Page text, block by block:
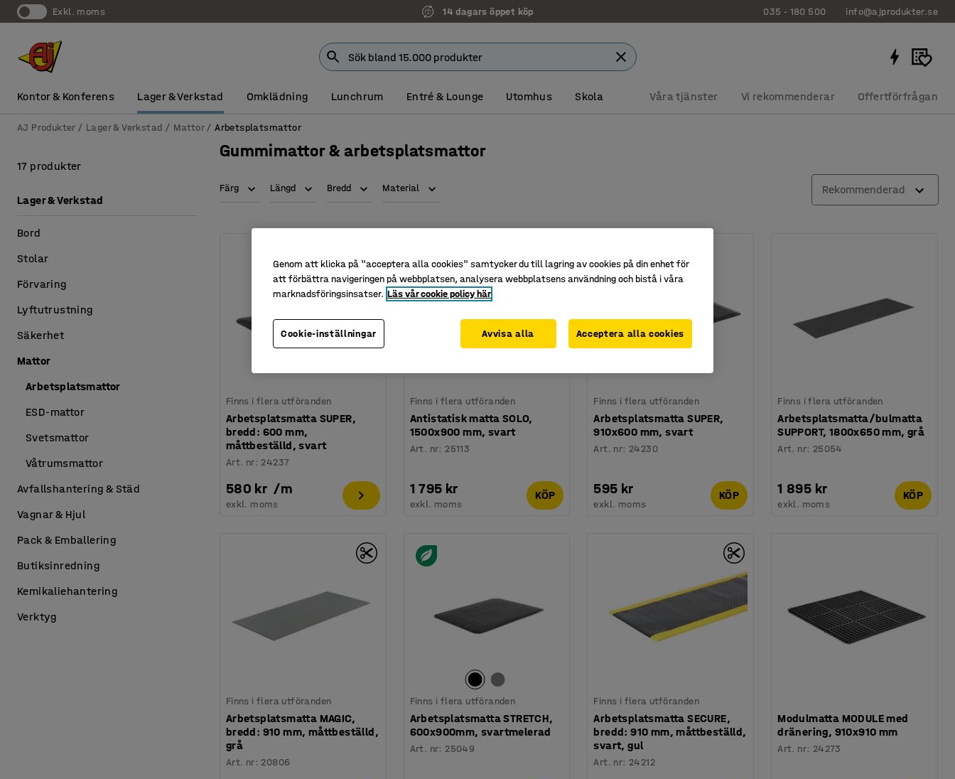
exkl. moms 14 dagars öppet köp 035 - 180 500 info@ajprodukter.se
Kontor & Konferens Lager & Verkstad Omklädning Lunchrum Entré & Lounge Utomhus Skola Våra tjänster Vi rekommenderar Offertförfrågan
AJ Produkter Lager & Verkstad Mattor Arbetsplatsmattor
Gummimattor & arbetsplatsmattor
Färg Längd Bredd Material Rekommenderad
Finns i flera utföranden
Arbetsplatsmatta SUPER,
bredd: 600 mm,
måttbeställd, svart
Art. nr: 24237
580 kr /m
exkl. moms
Finns i flera utföranden
Antistatisk matta SOLO,
1500x900 mm, svart
Art. nr: 25113
1 795 kr
exkl. moms
KÖP
Finns i flera utföranden
Arbetsplatsmatta SUPER,
910x600 mm, svart
Art. nr: 24230
595 kr
exkl. moms
KÖP
Finns i flera utföranden
Arbetsplatsmatta/bulmatta
SUPPORT, 1800x650 mm, grå
Art. nr: 25054
1 895 kr
exkl. moms
KÖP
Finns i flera utföranden
Arbetsplatsmatta MAGIC,
bredd: 910 mm, måttbeställd,
grå
Art. nr: 20806
Finns i flera utföranden
Arbetsplatsmatta STRETCH,
600x900mm, svartmelerad
Art. nr: 25049
Finns i flera utföranden
Arbetsplatsmatta SECURE,
bredd: 910 mm, måttbeställd,
svart, gul
Art. nr: 24212
Modulmatta MODULE med
dränering, 910x910 mm
Art. nr: 24273
17 produkter
Lager & Verkstad
Bord
Stolar
Förvaring
Lyftutrustning
Säkerhet
Mattor
Arbetsplatsmattor
ESD-mattor
Svetsmattor
Våtrumsmattor
Avfallshantering & Städ
Vagnar & Hjul
Pack & Emballering
Butiksinredning
Kemikaliehantering
Verktyg
Genom att klicka på "acceptera alla cookies" samtycker du till lagring av cookies på din enhet för
att förbättra navigeringen på webbplatsen, analysera webbplatsens användning och bistå i våra
marknadsföringsinsatser. Läs vår cookie policy här
Cookie-inställningar Avvisa alla Acceptera alla cookies